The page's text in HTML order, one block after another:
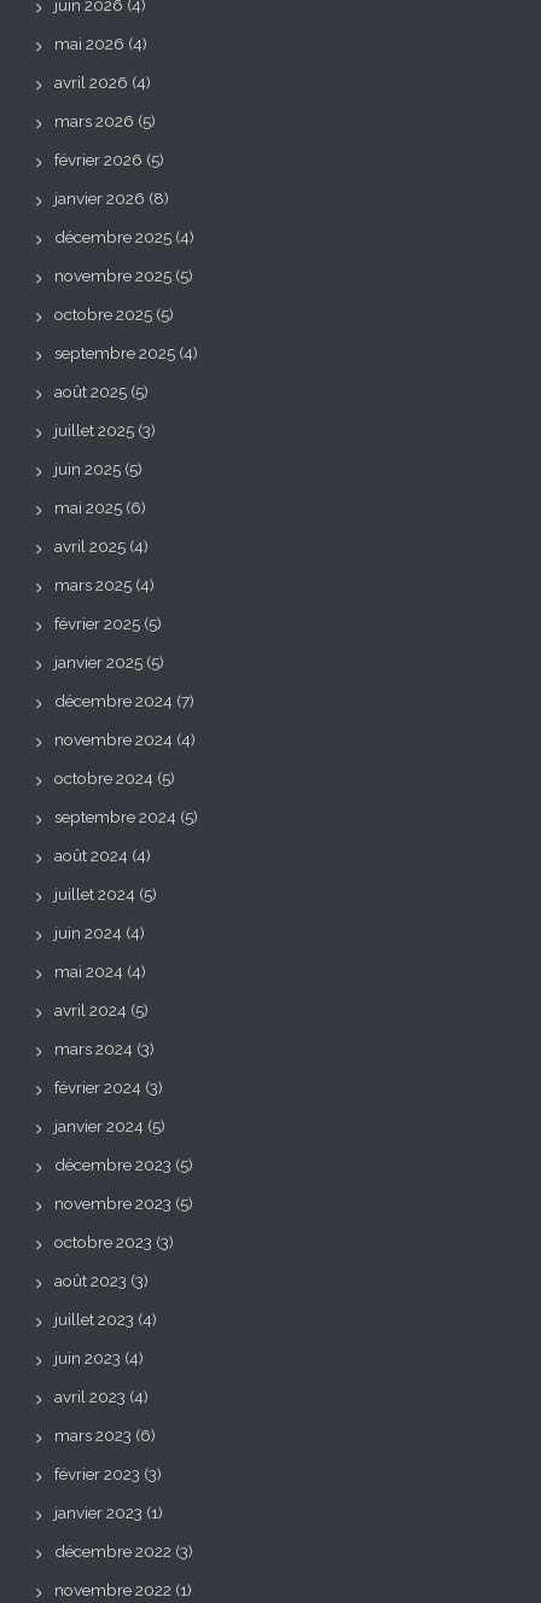
juin 2026 (4)
mai 2026 (4)
avril 2026 (4)
mars 2026 (5)
février 2026 (5)
janvier 2026 (8)
décembre 2025 (4)
novembre 2025 (5)
octobre 2025 (5)
septembre 2025 (4)
août 2025 (5)
juillet 2025 (3)
juin 2025 (5)
mai 2025 (6)
avril 2025 (4)
mars 2025 (4)
février 2025 (5)
janvier 2025 (5)
décembre 2024 (7)
novembre 2024 (4)
octobre 2024 (5)
septembre 2024 (5)
août 2024 (4)
juillet 2024 (5)
juin 2024 (4)
mai 2024 (4)
avril 2024 (5)
mars 2024 (3)
février 2024 (3)
janvier 2024 (5)
décembre 2023 (5)
novembre 2023 (5)
octobre 2023 (3)
août 2023 (3)
juillet 2023 (4)
juin 2023 (4)
avril 2023 (4)
mars 2023 (6)
février 2023 (3)
janvier 2023 (1)
décembre 2022 (3)
novembre 2022 (1)